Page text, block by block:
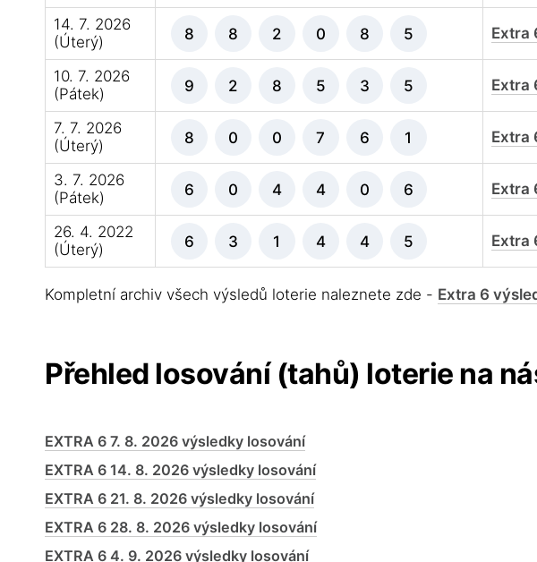
14. 7. 2026
(Úterý)
8 8 2 0 8 5 Extra
10. 7. 2026
(Pátek)
9 2 8 5 3 5 Extra
7. 7. 2026
(Úterý)
8 0 0 7 6 1 Extra
3. 7. 2026
(Pátek)
6 0 4 4 0 6 Extra
26. 4. 2022
(Úterý)
6 3 1 4 4 5 Extra
Kompletní archiv všech výsledů loterie naleznete zde - Extra 6
Přehled losování (tahů) loterie na
EXTRA 6 7. 8. 2026 výsledky losování
EXTRA 6 14. 8. 2026 výsledky losování
EXTRA 6 21. 8. 2026 výsledky losování
EXTRA 6 28. 8. 2026 výsledky losování
EXTRA 6 4. 9. 2026 výsledky losování